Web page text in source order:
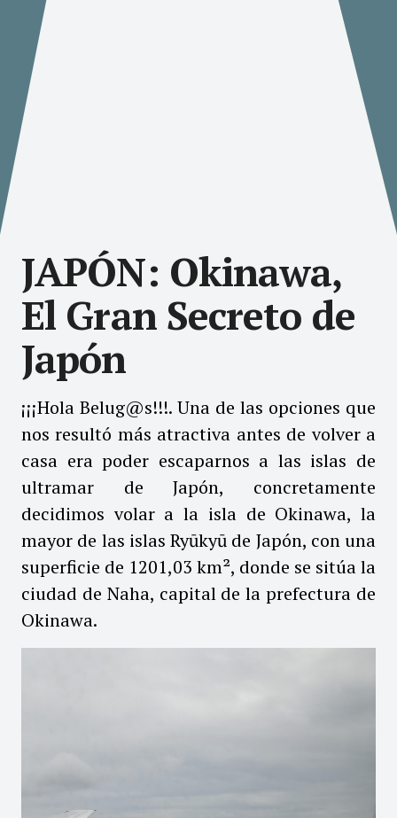
JAPÓN: Okinawa,
El Gran Secreto de
Japón
¡¡¡Hola Belug@s!!!. Una de las opciones que
nos resultó más atractiva antes de volver a
casa era poder escaparnos a las islas de
ultramar de Japón, concretamente
decidimos volar a la isla de Okinawa, la
mayor de las islas Ryūkyū de Japón, con una
superficie de 1201,03 km², donde se sitúa la
ciudad de Naha, capital de la prefectura de
Okinawa.